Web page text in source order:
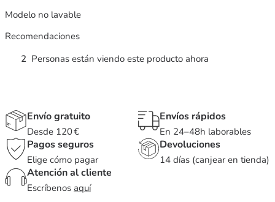
Modelo no lavable
Recomendaciones
2 Personas están viendo este producto ahora
Envío gratuito
Desde 120 €
Envíos rápidos
En 24–48h laborables
Pagos seguros
Elige cómo pagar
Devoluciones
14 días (canjear en tienda)
Atención al cliente
Escríbenos aquí